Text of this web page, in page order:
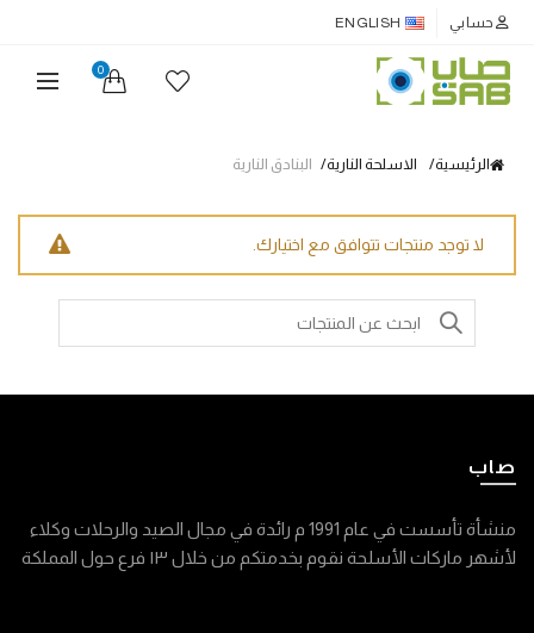
حسابي ENGLISH
0
الرئيسية الاسلحة النارية البنادق النارية
لا توجد منتجات تتوافق مع اختيارك.
Search
for:
صاب
منشأة تأسست في عام 1991 م رائدة في مجال الصيد والرحلات وكلاء
لأشهر ماركات الأسلحة نقوم بخدمتكم من خلال ١٣ فرع حول المملكة